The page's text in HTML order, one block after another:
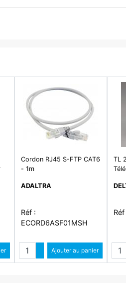
Cordon RJ45 S-FTP CAT6
- 1m
ADALTRA
Réf :
ECORD6ASF01MSH
Quantité
Augmenter quantité
Diminuer quantité
Ajouter au panier
TL
et/